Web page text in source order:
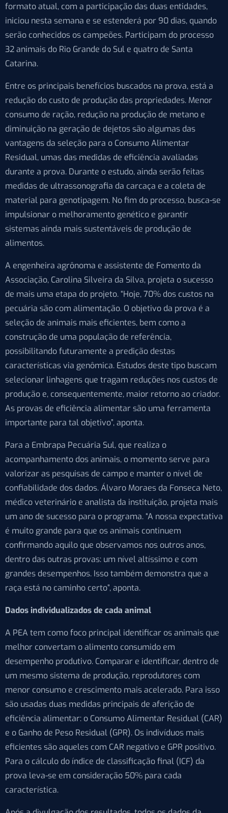
formato atual, com a participação das duas entidades,
iniciou nesta semana e se estenderá por 90 dias, quando
serão conhecidos os campeões. Participam do processo
32 animais do Rio Grande do Sul e quatro de Santa
Catarina.
Entre os principais benefícios buscados na prova, está a
redução do custo de produção das propriedades. Menor
consumo de ração, redução na produção de metano e
diminuição na geração de dejetos são algumas das
vantagens da seleção para o Consumo Alimentar
Residual, umas das medidas de eficiência avaliadas
durante a prova. Durante o estudo, ainda serão feitas
medidas de ultrassonografia da carcaça e a coleta de
material para genotipagem. No fim do processo, busca-se
impulsionar o melhoramento genético e garantir
sistemas ainda mais sustentáveis de produção de
alimentos.
A engenheira agrônoma e assistente de Fomento da
Associação, Carolina Silveira da Silva, projeta o sucesso
de mais uma etapa do projeto. “Hoje, 70% dos custos na
pecuária são com alimentação. O objetivo da prova é a
seleção de animais mais eficientes, bem como a
construção de uma população de referência,
possibilitando futuramente a predição destas
características via genômica. Estudos deste tipo buscam
selecionar linhagens que tragam reduções nos custos de
produção e, consequentemente, maior retorno ao criador.
As provas de eficiência alimentar são uma ferramenta
importante para tal objetivo”, aponta.
Para a Embrapa Pecuária Sul, que realiza o
acompanhamento dos animais, o momento serve para
valorizar as pesquisas de campo e manter o nível de
confiabilidade dos dados. Álvaro Moraes da Fonseca Neto,
médico veterinário e analista da instituição, projeta mais
um ano de sucesso para o programa. “A nossa expectativa
é muito grande para que os animais continuem
confirmando aquilo que observamos nos outros anos,
dentro das outras provas: um nível altíssimo e com
grandes desempenhos. Isso também demonstra que a
raça está no caminho certo”, aponta.
Dados individualizados de cada animal
A PEA tem como foco principal identificar os animais que
melhor convertam o alimento consumido em
desempenho produtivo. Comparar e identificar, dentro de
um mesmo sistema de produção, reprodutores com
menor consumo e crescimento mais acelerado. Para isso
são usadas duas medidas principais de aferição de
eficiência alimentar: o Consumo Alimentar Residual (CAR)
e o Ganho de Peso Residual (GPR). Os indivíduos mais
eficientes são aqueles com CAR negativo e GPR positivo.
Para o cálculo do índice de classificação final (ICF) da
prova leva-se em consideração 50% para cada
característica.